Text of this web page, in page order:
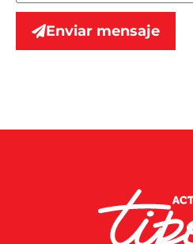
Enviar mensaje